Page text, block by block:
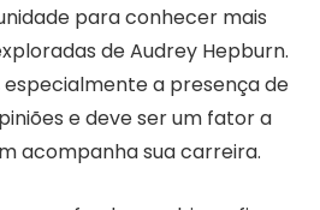
para conhecer mais
de Audrey Hepburn.
especialmente a presença de
e deve ser um fator a
acompanha sua carreira.